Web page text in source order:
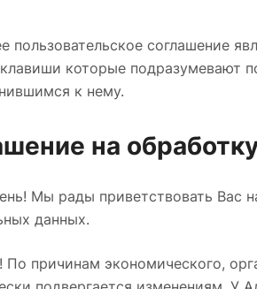
пользовательское соглашение
которые подразумевают
к нему.
на
Мы рады приветствовать Вас
данных.
По причинам экономического,